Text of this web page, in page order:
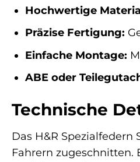
Hochwertige
Präzise Fertigung:
Einfache Montage:
ABE oder
Technische
Das H&R
Fahrern